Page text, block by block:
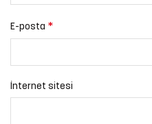
E-posta *
İnternet sitesi